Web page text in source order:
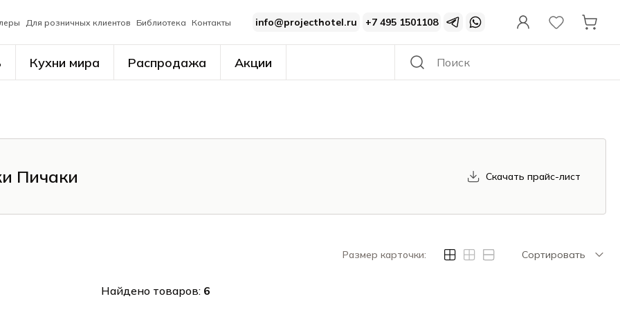
Для розничных клиентов Библиотека Контакты info@projecthotel.ru +7 495 1501108
Кухни мира Распродажа Акции
Пичаки Скачать прайс-лист
Размер карточки: Сортировать
Найдено товаров: 6